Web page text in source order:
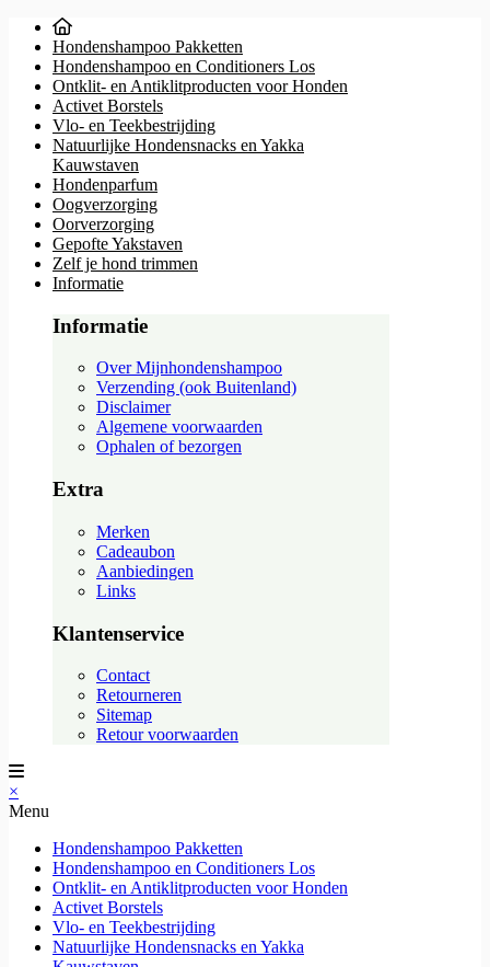
Hondenshampoo Pakketten
Hondenshampoo en Conditioners Los
Ontklit- en Antiklitproducten voor Honden
Activet Borstels
Vlo- en Teekbestrijding
Natuurlijke Hondensnacks en Yakka
Kauwstaven
Hondenparfum
Oogverzorging
Oorverzorging
Gepofte Yakstaven
Zelf je hond trimmen
Informatie
Informatie
Over Mijnhondenshampoo
Verzending (ook Buitenland)
Disclaimer
Algemene voorwaarden
Ophalen of bezorgen
Extra
Merken
Cadeaubon
Aanbiedingen
Links
Klantenservice
Contact
Retourneren
Sitemap
Retour voorwaarden
×
Menu
Hondenshampoo Pakketten
Hondenshampoo en Conditioners Los
Ontklit- en Antiklitproducten voor Honden
Activet Borstels
Vlo- en Teekbestrijding
Natuurlijke Hondensnacks en Yakka